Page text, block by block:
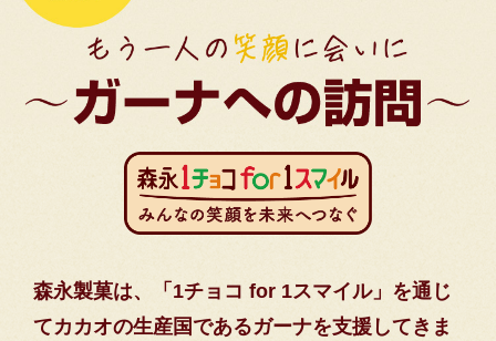
森永製菓は、「1チョコ for 1スマイル」を通じ
てカカオの生産国であるガーナを支援してきま